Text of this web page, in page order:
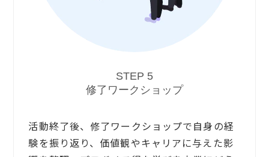
STEP 5
修了ワークショップ
活動終了後、修了ワークショップで自身の経
験を振り返り、価値観やキャリアに与えた影